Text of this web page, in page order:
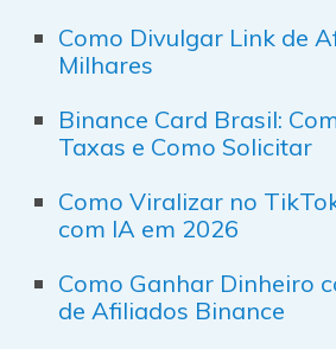
Como Divulgar Link de
Milhares
Binance Card Brasil:
Taxas e Como Solicitar
Como Viralizar no
com IA em 2026
Como Ganhar Dinheiro
de Afiliados Binance